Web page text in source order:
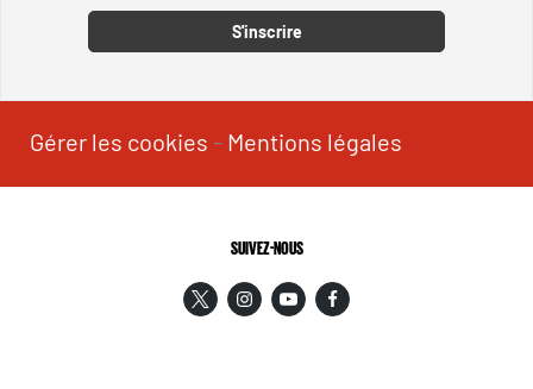
S'inscrire
Gérer les cookies - Mentions légales
SUIVEZ-NOUS